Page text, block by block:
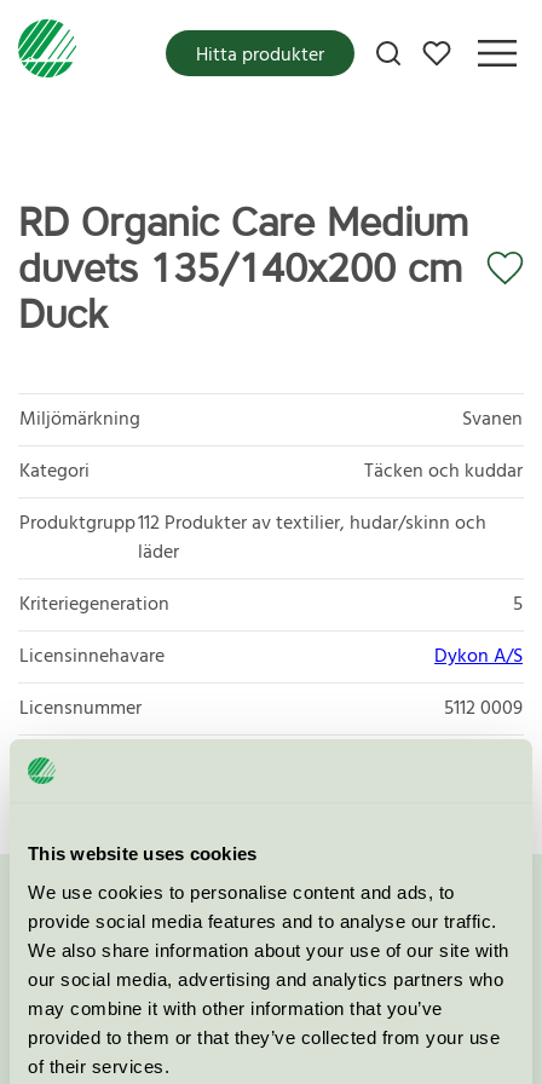
This website uses cookies
We use cookies to personalise content and ads, to
provide social media features and to analyse our traffic.
We also share information about your use of our site with
our social media, advertising and analytics partners who
may combine it with other information that you’ve
provided to them or that they’ve collected from your use
of their services.
Mina favoriter
Hitta produkter
RD Organic Care Medium
duvets 135/140x200 cm
Duck
Miljömärkning
Svanen
Kategori
Täcken och kuddar
Produktgrupp112 Produkter av textilier, hudar/skinn och
läder
Kriteriegeneration
5
Licensinnehavare
Dykon A/S
Licensnummer
5112 0009
Varumärke
Kontakta oss på08-55 55 24 00eller via formuläret:
Fortsätt